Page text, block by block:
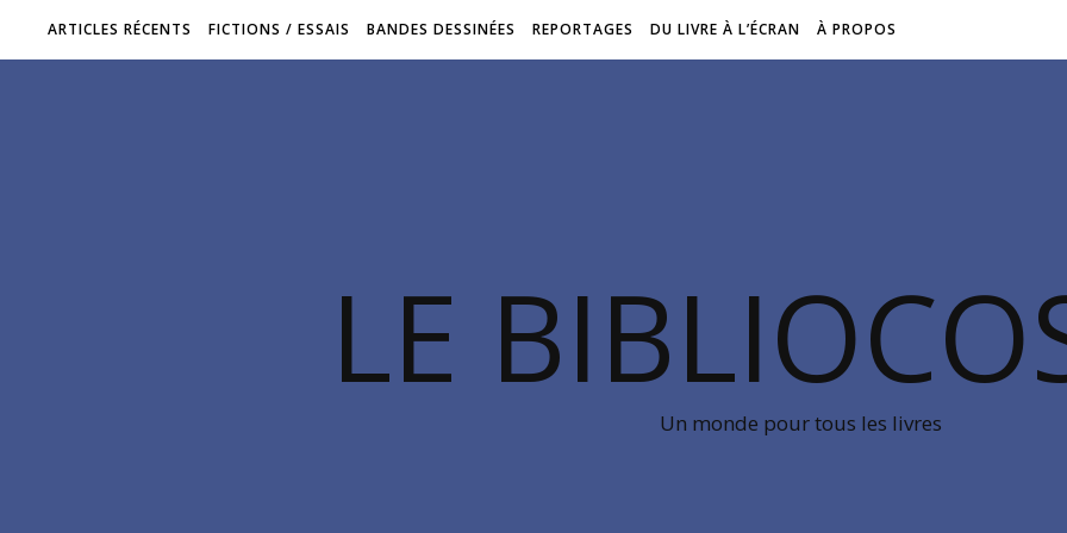
ARTICLES RÉCENTS FICTIONS / ESSAIS BANDES DESSINÉES REPORTAGES DU LIVRE À L’ÉCRAN À PROPOS
LE
Un monde pour tous les livres